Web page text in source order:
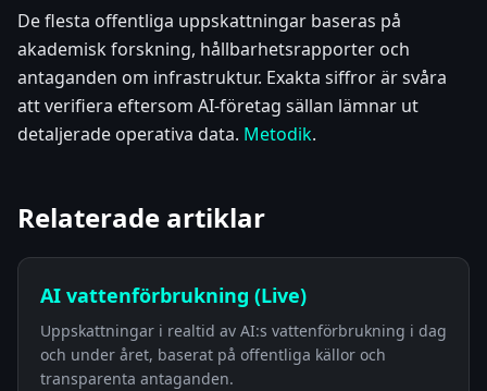
De flesta offentliga uppskattningar baseras på
akademisk forskning, hållbarhetsrapporter och
antaganden om infrastruktur. Exakta siffror är svåra
att verifiera eftersom AI-företag sällan lämnar ut
detaljerade operativa data. Metodik.
Relaterade artiklar
AI vattenförbrukning (Live)
Uppskattningar i realtid av AI:s vattenförbrukning i dag
och under året, baserat på offentliga källor och
transparenta antaganden.